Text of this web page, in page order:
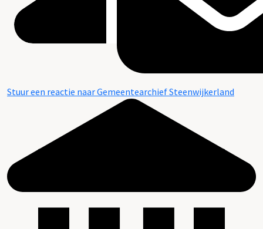
Stuur een reactie naar Gemeentearchief Steenwijkerland